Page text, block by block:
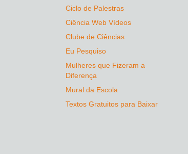
Ciclo de Palestras
Ciência Web Vídeos
Clube de Ciências
Eu Pesquiso
Mulheres que Fizeram a
Diferença
Mural da Escola
Textos Gratuitos para Baixar